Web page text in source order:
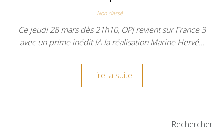
Non classé
Ce jeudi 28 mars dès 21h10, OPJ revient sur France 3
avec un prime inédit !A la réalisation Marine Hervé…
Lire la suite